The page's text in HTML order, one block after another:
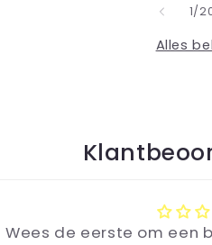
1/
Alles
Wees de eerste om een